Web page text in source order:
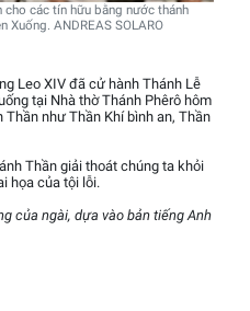
các tín hữu bằng nước thánh
Xuống. ANDREAS SOLARO
Leo XIV đã cử hành Thánh Lễ
tại Nhà thờ Thánh Phêrô hôm
Thần như Thần Khí bình an, Thần
Thần giải thoát chúng ta khỏi
họa của tội lỗi.
của ngài, dựa vào bản tiếng Anh